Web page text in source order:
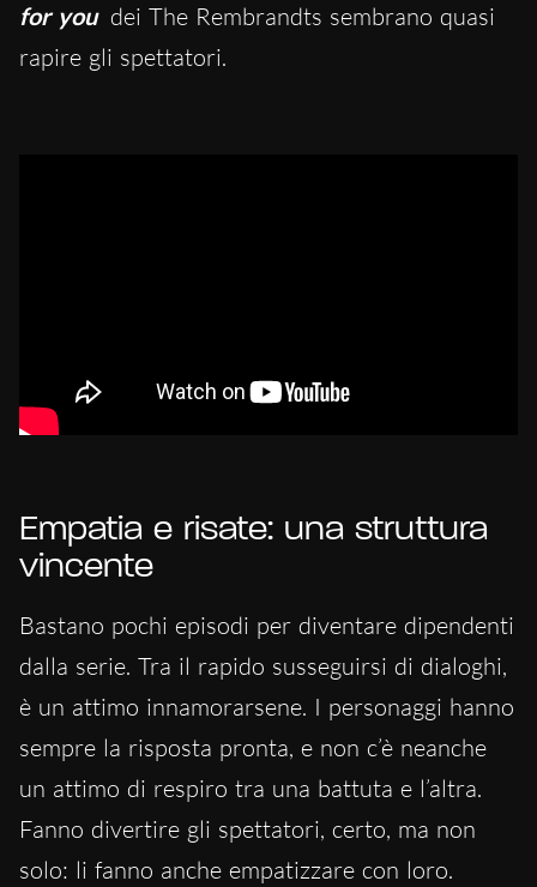
for you dei The Rembrandts sembrano quasi
rapire gli spettatori.
Empatia e risate: una struttura
vincente
Bastano pochi episodi per diventare dipendenti
dalla serie. Tra il rapido susseguirsi di dialoghi,
è un attimo innamorarsene. I personaggi hanno
sempre la risposta pronta, e non c’è neanche
un attimo di respiro tra una battuta e l’altra.
Fanno divertire gli spettatori, certo, ma non
solo: li fanno anche empatizzare con loro.